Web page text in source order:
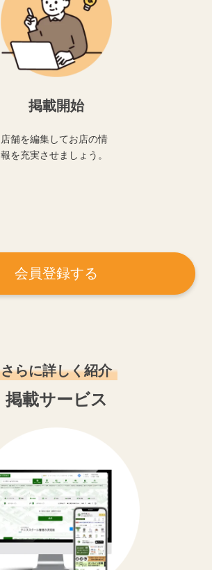
掲載開始
店舗を編集してお店の情
報を充実させましょう。
会員登録する
さらに詳しく紹介
掲載サービス